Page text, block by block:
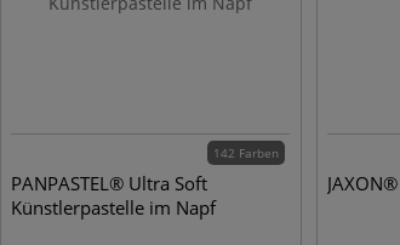
142 Farben
PANPASTEL® Ultra Soft
Künstlerpastelle im Napf